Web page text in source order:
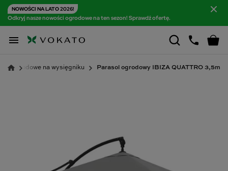
NOWOŚCI NA LATO 2026!
Odkryj nasze nowości ogrodowe na ten sezon! Sprawdź ofertę.

ogrodowe na wysięgniku Parasol ogrodowy IBIZA QUATTRO 3,5m